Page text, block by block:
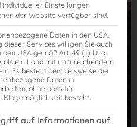
individueller Einstellungen
der Website verfügbar sind.
Daten in den USA.
Services willigen Sie auch
USA gemäß Art. 49 (1) lit. a
als ein Land mit unzureichendem
Es besteht beispielsweise die
Daten in
ohne dass für
Klagemöglichkeit besteht.
der Zwecke des IAB
auf Informationen auf